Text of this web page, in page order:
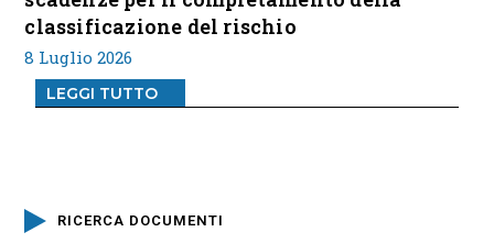
classificazione del rischio
8 Luglio 2026
LEGGI TUTTO
RICERCA DOCUMENTI